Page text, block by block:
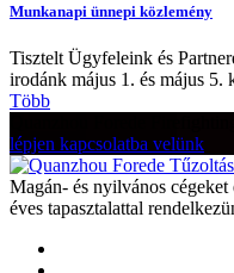
Munkanapi ünnepi közlemény
Tisztelt Ügyfeleink és
irodánk május 1. és május 5.
Több
lépjen kapcsolatba velünk
Magán- és nyilvános
éves tapasztalattal